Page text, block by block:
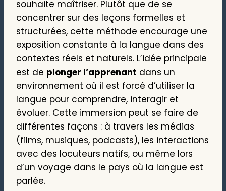
souhaite maîtriser. Plutôt que de se
concentrer sur des leçons formelles et
structurées, cette méthode encourage une
exposition constante à la langue dans des
contextes réels et naturels. L’idée principale
est de plonger l’apprenant dans un
environnement où il est forcé d’utiliser la
langue pour comprendre, interagir et
évoluer. Cette immersion peut se faire de
différentes façons : à travers les médias
(films, musiques, podcasts), les interactions
avec des locuteurs natifs, ou même lors
d’un voyage dans le pays où la langue est
parlée.